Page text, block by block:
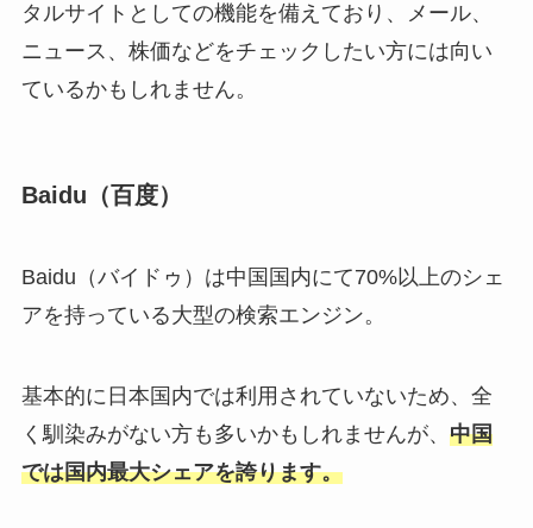
タルサイトとしての機能を備えており、メール、
ニュース、株価などをチェックしたい方には向い
ているかもしれません。
Baidu（百度）
Baidu（バイドゥ）は中国国内にて70%以上のシェ
アを持っている大型の検索エンジン。
基本的に日本国内では利用されていないため、全
く馴染みがない方も多いかもしれませんが、 中国
では国内最大シェアを誇ります。